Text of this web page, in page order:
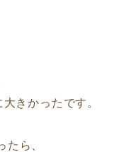
きかったです。
たら、